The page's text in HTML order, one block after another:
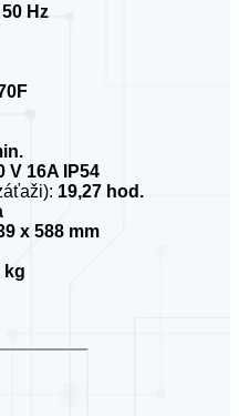
Hz
V 16A IP54
19,27 hod.
x 588 mm
kg